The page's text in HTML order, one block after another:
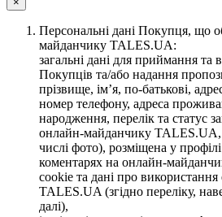
Персональні дані Покупця, що
майданчику TALES.UA:
загальні дані для приймання та
Покупців та/або надання
прізвище, ім’я, по-батькові,
номер телефону, адреса
народження, перелік та статус
онлайн-майданчику TALES.UA,
числі фото), розміщена у
коментарях на онлайн-
cookie та дані про
TALES.UA (згідно переліку,
далі),